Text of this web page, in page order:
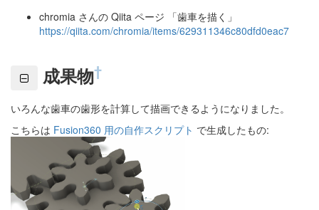
chromia さんの Qiita ページ 「歯車を描く」
https://qiita.com/chromia/items/629311346c80dfd0eac7
成果物†
いろんな歯車の歯形を計算して描画できるようになりました。
こちらは Fusion360 用の自作スクリプト で生成したもの: